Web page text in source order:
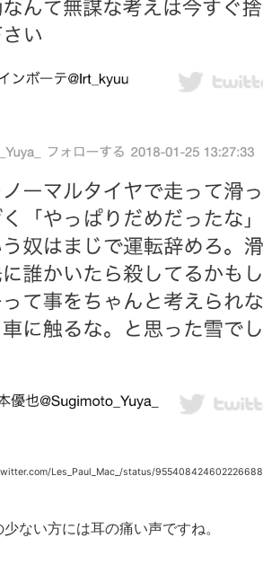
Les_Paul_Mac_/status/955408424602226688
ない方には耳の痛い声ですね。